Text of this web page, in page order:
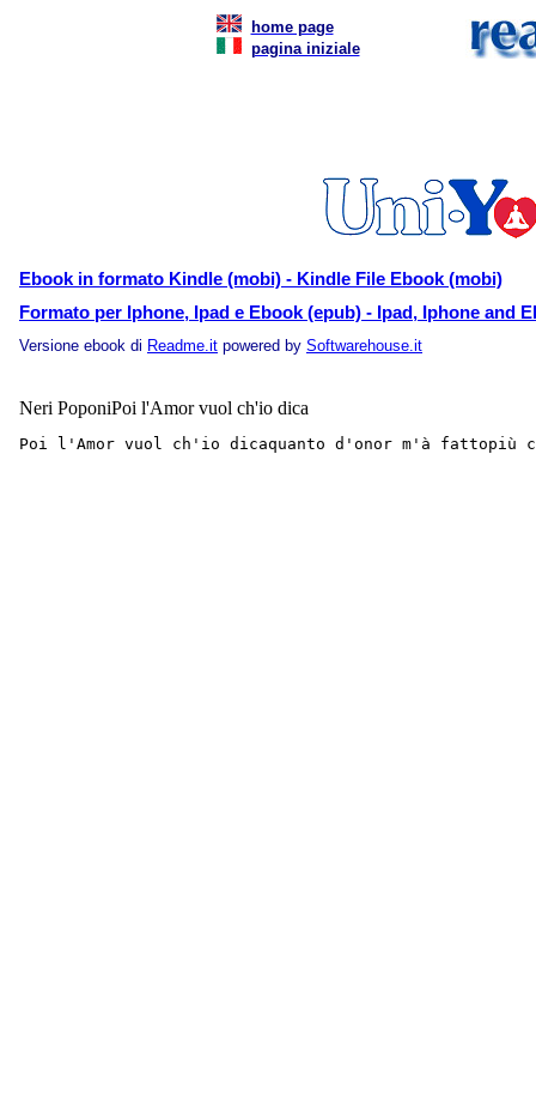
home page
pagina iniziale
Ebook in formato Kindle (mobi) - Kindle File Ebook (mobi)
Formato per Iphone, Ipad e Ebook (epub) - Ipad, Iphone and
Versione ebook di Readme.it powered by Softwarehouse.it
Neri PoponiPoi l'Amor vuol ch'io dica
Poi l'Amor vuol ch'io dicaquanto d'onor m'à fattopiù